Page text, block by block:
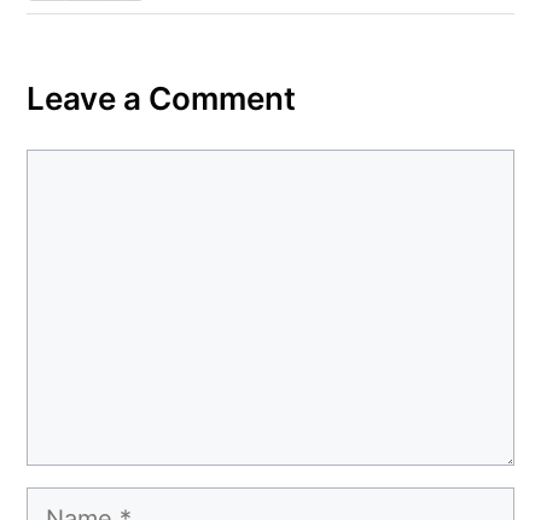
Leave a Comment
Name